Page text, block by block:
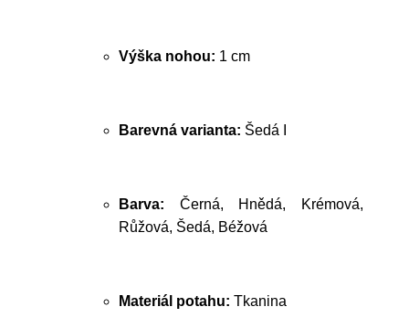
Výška nohou: 1 cm
Barevná varianta: Šedá I
Barva: Černá, Hnědá, Krémová,
Růžová, Šedá, Béžová
Materiál potahu: Tkanina